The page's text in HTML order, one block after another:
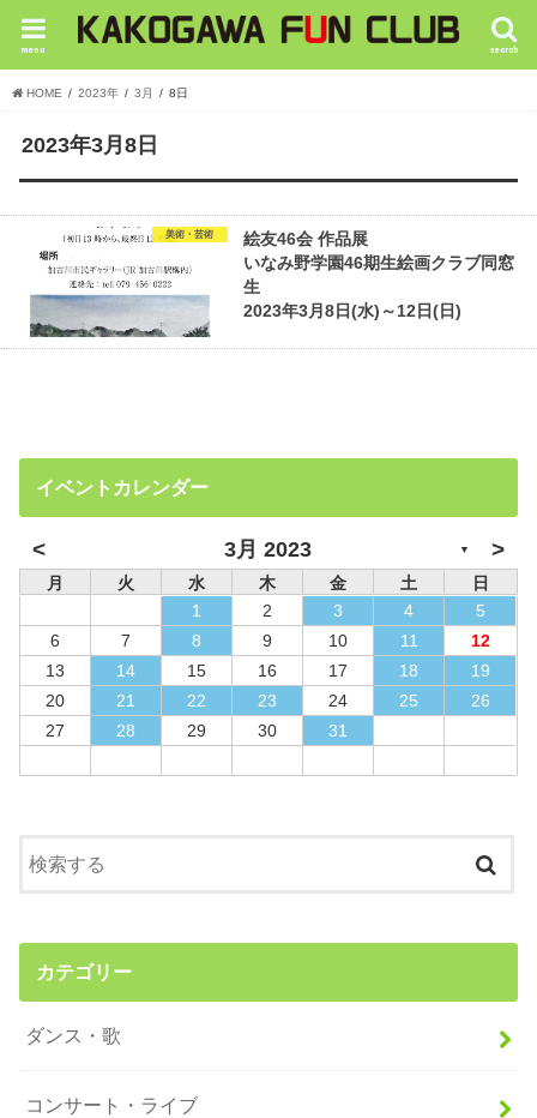
search
menu
HOME 2023年 3月 8日
2023年3月8日
美術・芸術
絵友46会 作品展
いなみ野学園46期生絵画クラブ同窓
生
2023年3月8日(水)～12日(日)
イベントカレンダー
< 3月 2023 ▼ >
月 火 水 木 金 土
日
1
2 3 4
5
6
7 8 9 10 11
12
13
14 15 16 17 18
19
20
21 22 23 24 25
26
27
28 29 30 31
カテゴリー
ダンス・歌
コンサート・ライブ